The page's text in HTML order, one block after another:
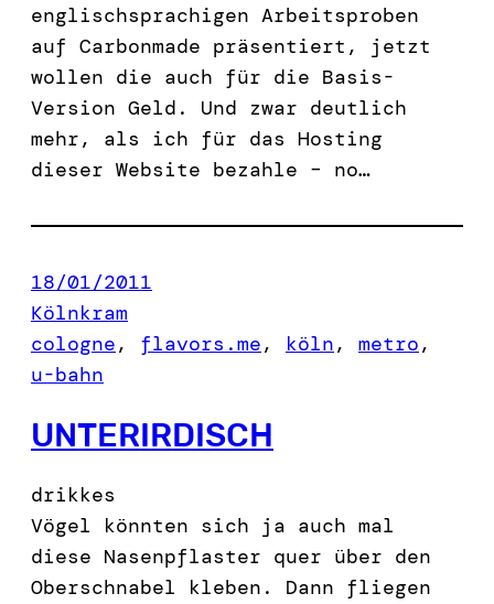
englischsprachigen Arbeitsproben
auf Carbonmade präsentiert, jetzt
wollen die auch für die Basis-
Version Geld. Und zwar deutlich
mehr, als ich für das Hosting
dieser Website bezahle – no…
18/01/2011
Kölnkram
cologne, flavors.me, köln, metro
u-bahn
UNTERIRDISCH
drikkes
Vögel könnten sich ja auch mal
diese Nasenpflaster quer über den
Oberschnabel kleben. Dann fliegen